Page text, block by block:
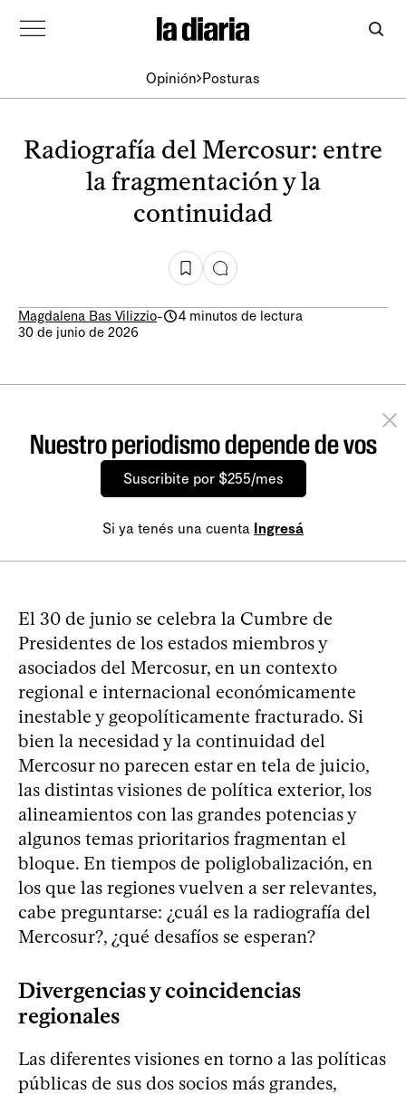
Opinión Posturas
Radiografía del Mercosur: entre
la fragmentación y la
continuidad
Magdalena Bas Vilizzio-
4 minutos de lectura
30 de junio de 2026
Nuestro periodismo depende de vos
Suscribite por $255/mes
Si ya tenés una cuenta Ingresá
El 30 de junio se celebra la Cumbre de
Presidentes de los estados miembros y
asociados del Mercosur, en un contexto
regional e internacional económicamente
inestable y geopolíticamente fracturado. Si
bien la necesidad y la continuidad del
Mercosur no parecen estar en tela de juicio,
las distintas visiones de política exterior, los
alineamientos con las grandes potencias y
algunos temas prioritarios fragmentan el
bloque. En tiempos de poliglobalización, en
los que las regiones vuelven a ser relevantes,
cabe preguntarse: ¿cuál es la radiografía del
Mercosur?, ¿qué desafíos se esperan?
Divergencias y coincidencias
regionales
Las diferentes visiones en torno a las políticas
públicas de sus dos socios más grandes,